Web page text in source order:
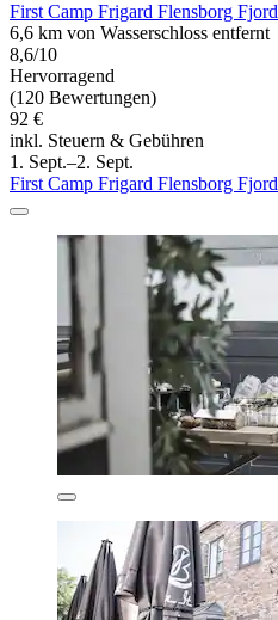
First Camp Frigard Flensborg Fjord
6,6 km von Wasserschloss entfernt
8,6/10
Hervorragend
(120 Bewertungen)
92 €
inkl. Steuern & Gebühren
1. Sept.–2. Sept.
First Camp Frigard Flensborg Fjord